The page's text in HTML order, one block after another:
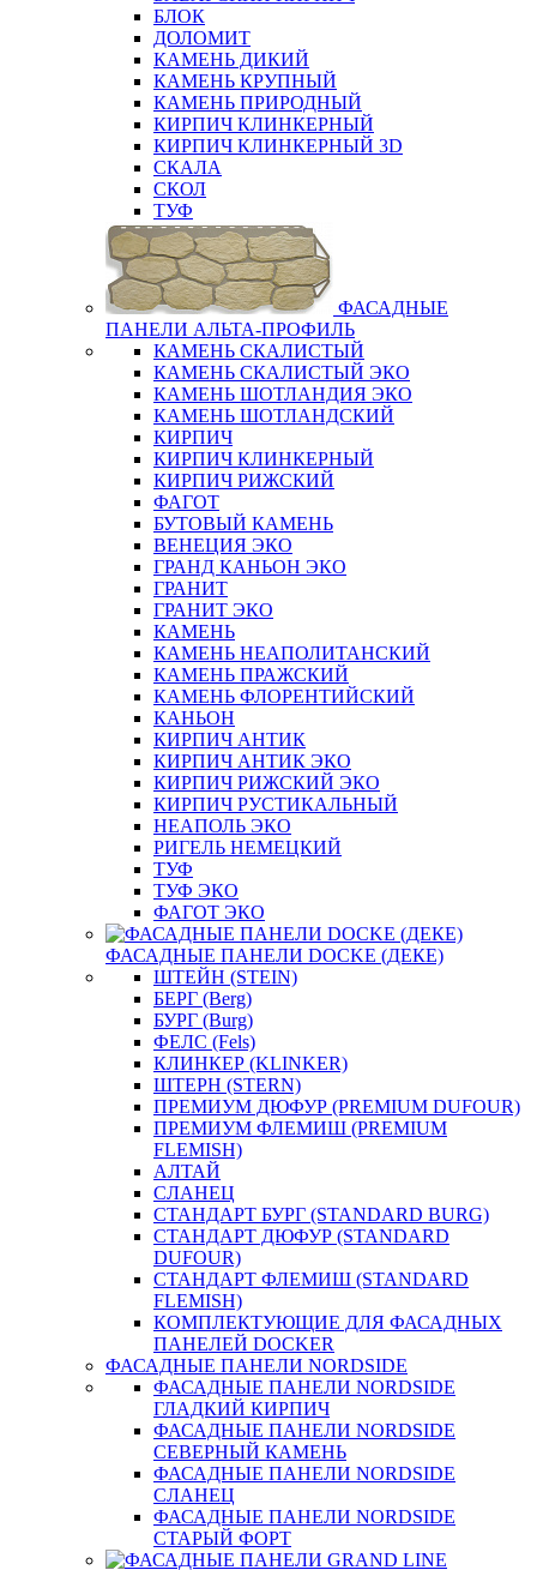
БЛОК
ДОЛОМИТ
КАМЕНЬ ДИКИЙ
КАМЕНЬ КРУПНЫЙ
КАМЕНЬ ПРИРОДНЫЙ
КИРПИЧ КЛИНКЕРНЫЙ
КИРПИЧ КЛИНКЕРНЫЙ 3D
СКАЛА
СКОЛ
ТУФ
ФАСАДНЫЕ
ПАНЕЛИ АЛЬТА-ПРОФИЛЬ
КАМЕНЬ СКАЛИСТЫЙ
КАМЕНЬ СКАЛИСТЫЙ ЭКО
КАМЕНЬ ШОТЛАНДИЯ ЭКО
КАМЕНЬ ШОТЛАНДСКИЙ
КИРПИЧ
КИРПИЧ КЛИНКЕРНЫЙ
КИРПИЧ РИЖСКИЙ
ФАГОТ
БУТОВЫЙ КАМЕНЬ
ВЕНЕЦИЯ ЭКО
ГРАНД КАНЬОН ЭКО
ГРАНИТ
ГРАНИТ ЭКО
КАМЕНЬ
КАМЕНЬ НЕАПОЛИТАНСКИЙ
КАМЕНЬ ПРАЖСКИЙ
КАМЕНЬ ФЛОРЕНТИЙСКИЙ
КАНЬОН
КИРПИЧ АНТИК
КИРПИЧ АНТИК ЭКО
КИРПИЧ РИЖСКИЙ ЭКО
КИРПИЧ РУСТИКАЛЬНЫЙ
НЕАПОЛЬ ЭКО
РИГЕЛЬ НЕМЕЦКИЙ
ТУФ
ТУФ ЭКО
ФАГОТ ЭКО
ФАСАДНЫЕ ПАНЕЛИ DOCKE (ДЕКЕ)
ШТЕЙН (STEIN)
БЕРГ (Berg)
БУРГ (Burg)
ФЕЛС (Fels)
КЛИНКЕР (KLINKER)
ШТЕРН (STERN)
ПРЕМИУМ ДЮФУР (PREMIUM DUFOUR)
ПРЕМИУМ ФЛЕМИШ (PREMIUM
FLEMISH)
АЛТАЙ
СЛАНЕЦ
СТАНДАРТ БУРГ (STANDARD BURG)
СТАНДАРТ ДЮФУР (STANDARD
DUFOUR)
СТАНДАРТ ФЛЕМИШ (STANDARD
FLEMISH)
КОМПЛЕКТУЮЩИЕ ДЛЯ ФАСАДНЫХ
ПАНЕЛЕЙ DOCKER
ФАСАДНЫЕ ПАНЕЛИ NORDSIDE
ФАСАДНЫЕ ПАНЕЛИ NORDSIDE
ГЛАДКИЙ КИРПИЧ
ФАСАДНЫЕ ПАНЕЛИ NORDSIDE
СЕВЕРНЫЙ КАМЕНЬ
ФАСАДНЫЕ ПАНЕЛИ NORDSIDE
СЛАНЕЦ
ФАСАДНЫЕ ПАНЕЛИ NORDSIDE
СТАРЫЙ ФОРТ